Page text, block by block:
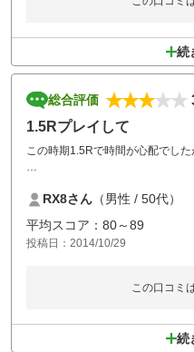
続
総合評価
1.5Rプレイして
この時期1.5Rで時間が心配でした
流れ良く3:30にプレイ終了出来て
RX8さん （男性 / 50代）
平均スコア：80～89
投稿日：2014/10/29
この口コミ
続